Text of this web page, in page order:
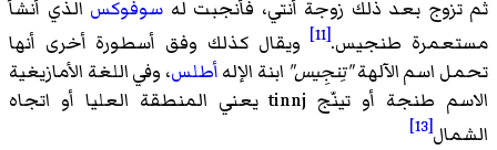
ثم تزوج بعد ذلك زوجة أنتي، فأنجبت له سوفوكس الذي أنشأ
مستعمرة طنجيس.[11]
ويقال كذلك وفق أسطورة أخرى أنها
تحمل اسم الآلهة"تِنجِيس" ابنة الإلهأطلس، وفي اللغة الأمازيغية
الاسم طنجة أو تينّج tinnj يعني المنطقة العليا أو اتجاه
الشمال[13]